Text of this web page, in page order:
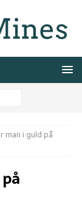
man i guld på